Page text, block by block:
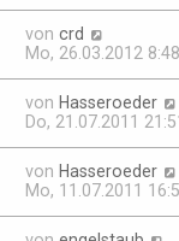
von crd
Mo, 26.03.2012 8:48
von Hasseroeder
Do, 21.07.2011
von Hasseroeder
Mo, 11.07.2011